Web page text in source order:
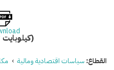
(721.7 كيلوبايت)
القطاع: سياسات اقتصادية ومالية ›